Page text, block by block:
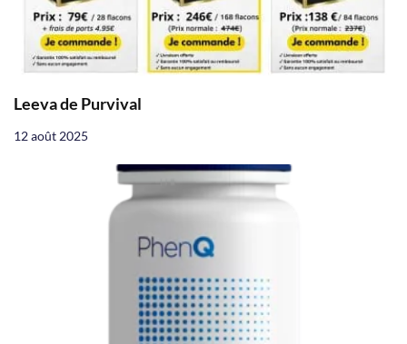
Leeva de Purvival
12 août 2025